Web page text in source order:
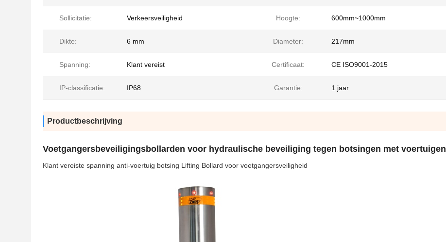
Sollicitatie: Verkeersveiligheid Hoogte: 600mm~1000mm
Dikte: 6 mm Diameter: 217mm
Spanning: Klant vereist Certificaat: CE ISO9001-2015
IP-classificatie: IP68 Garantie: 1 jaar
Productbeschrijving
Voetgangersbeveiligingsbollarden voor hydraulische beveiliging tegen botsingen met voertuigen
Klant vereiste spanning anti-voertuig botsing Lifting Bollard voor voetgangersveiligheid